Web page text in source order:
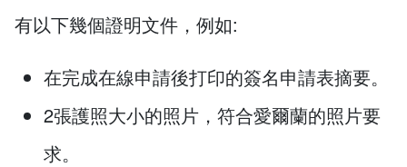
有以下幾個證明文件，例如:
在完成在線申請後打印的簽名申請表摘要。
2張護照大小的照片，符合愛爾蘭的照片要
求。